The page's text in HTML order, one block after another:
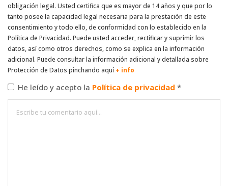
obligación legal. Usted certifica que es mayor de 14 años y que por lo
tanto posee la capacidad legal necesaria para la prestación de este
consentimiento y todo ello, de conformidad con lo establecido en la
Política de Privacidad. Puede usted acceder, rectificar y suprimir los
datos, así como otros derechos, como se explica en la información
adicional. Puede consultar la información adicional y detallada sobre
Protección de Datos pinchando aquí + info
He leído y acepto la Política de privacidad *